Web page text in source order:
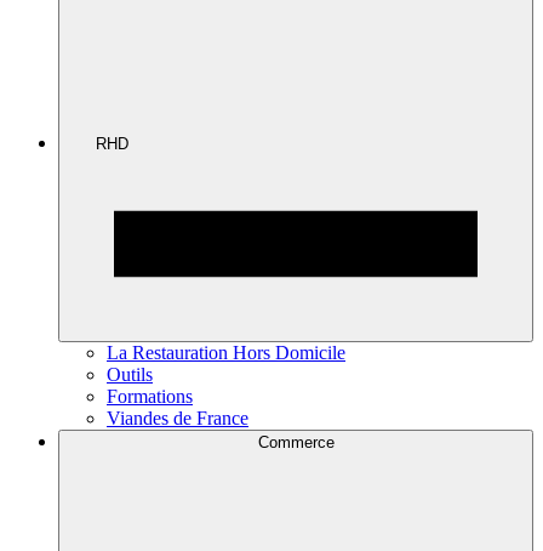
RHD
La Restauration Hors Domicile
Outils
Formations
Viandes de France
Commerce